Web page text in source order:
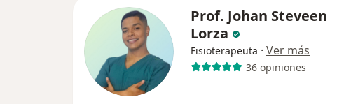
Prof. Johan Steveen
Lorza
Fisioterapeuta · Ver más
36 opiniones